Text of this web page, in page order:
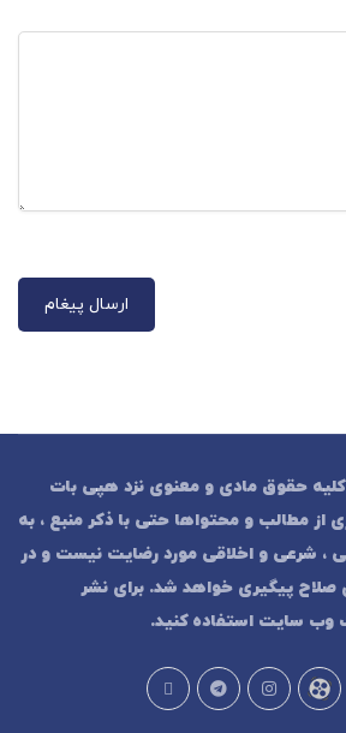
© م. 2022 - ش. 1400 کلیه حقوق مادی و معنوی نزد هپی بات
مطالب و محتواها حتی با ذکر منبع ، به
، شرعی و اخلاقی مورد رضایت نیست و در
صلاح پیگیری خواهد شد. برای نشر
وب سایت استفاده کنید.